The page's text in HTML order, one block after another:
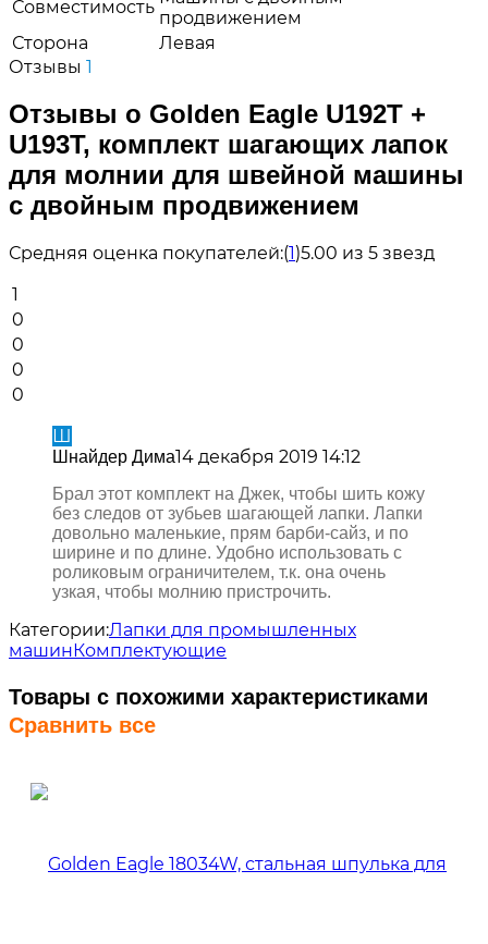
Совместимость
продвижением
Сторона
Левая
Отзывы 1
Отзывы о Golden Eagle U192T +
U193T, комплект шагающих лапок
для молнии для швейной машины
с двойным продвижением
Средняя оценка покупателей:(1)5.00 из 5 звезд
1
0
0
0
0
Ш
Шнайдер Дима14 декабря 2019 14:12
Брал этот комплект на Джек, чтобы шить кожу
без следов от зубьев шагающей лапки. Лапки
довольно маленькие, прям барби-сайз, и по
ширине и по длине. Удобно использовать с
роликовым ограничителем, т.к. она очень
узкая, чтобы молнию пристрочить.
Категории:Лапки для промышленных
машинКомплектующие
Товары с похожими характеристиками
Сравнить все